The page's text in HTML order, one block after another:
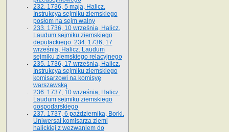
232. 1736, 5 maja, Halicz.
Instrukcya sejmiku ziemskiego
posłom na sejm walny
233. 1736, 10 września, Halicz.
Laudum sejmiku ziemskiego
deputackiego. 234. 1736, 17
września, Halicz. Laudum
sejmiku ziemskiego relacyjnego
235. 1736, 17 września, Halicz.
Instrukcya sejmiku ziemskiego
komisarzowi na komisyę
warszawską
236. 1737, 10 września, Halicz.
Laudum sejmiku ziemskiego
gospodarskiego
237. 1737, 6 października, Borki.
Uniwersał komisarza ziemi
halickiej z wezwaniem do